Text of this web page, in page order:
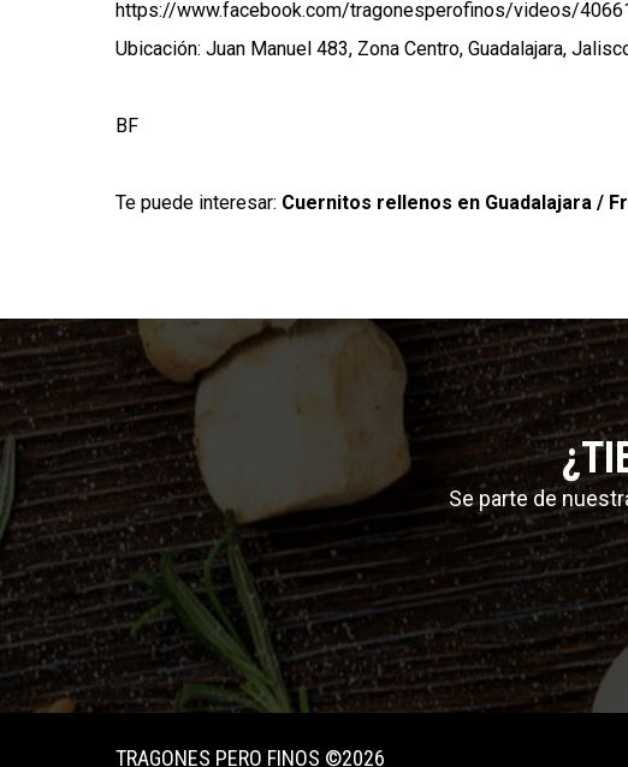
https://www.facebook.com/tragonesperofinos/videos/
Ubicación: Juan Manuel 483, Zona Centro, Guadalajara,
BF
Te puede interesar: Cuernitos rellenos en Guadalajara /
Se parte de
TRAGONES PERO FINOS ©2026